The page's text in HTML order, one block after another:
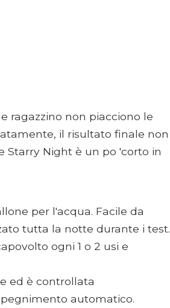
ragazzino non piacciono le
il risultato finale non
Starry Night è un po 'corto in
per l'acqua. Facile da
tutta la notte durante i test.
ogni 1 o 2 usi e
ed è controllata
automatico.